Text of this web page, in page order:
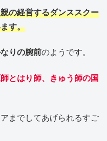
の経営するダンススクー
す。
りの腕前のようです。
とはり師、きゅう師の国
までしてあげられるすご